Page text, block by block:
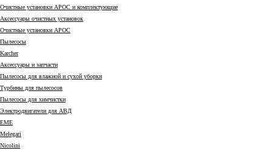
Очистные установки АРОС и комплектующие
Аксессуары очистных установок
Очистные установки АРОС
Пылесосы
Karcher
Аксессуары и запчасти
Пылесосы для влажной и сухой уборки
Турбины для пылесосов
Пылесосы для химчистки
Электродвигатели для АВД
EME
Melegari
Nicolini